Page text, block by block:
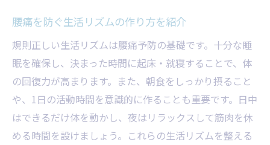
腰痛を防ぐ生活リズムの作り方を紹介
規則正しい生活リズムは腰痛予防の基礎です。十分な睡
眠を確保し、決まった時間に起床・就寝することで、体
の回復力が高まります。また、朝食をしっかり摂ること
や、1日の活動時間を意識的に作ることも重要です。日中
はできるだけ体を動かし、夜はリラックスして筋肉を休
める時間を設けましょう。これらの生活リズムを整える